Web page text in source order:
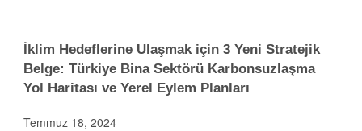
İklim Hedeflerine Ulaşmak için 3 Yeni Stratejik
Belge: Türkiye Bina Sektörü Karbonsuzlaşma
Yol Haritası ve Yerel Eylem Planları
Temmuz 18, 2024